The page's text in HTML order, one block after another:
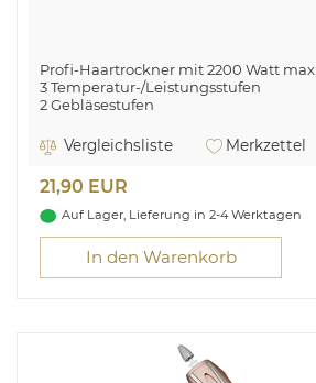
Profi-Haartrockner mit 2200 Watt max.
3 Temperatur-/Leistungsstufen
2 Gebläsestufen
LED-Kontrollleuchte
Inkl. professionellem Volumen-Diffusor
Vergleichsliste Merkzettel
21,90 EUR
Auf Lager, Lieferung in 2-4 Werktagen
In den Warenkorb